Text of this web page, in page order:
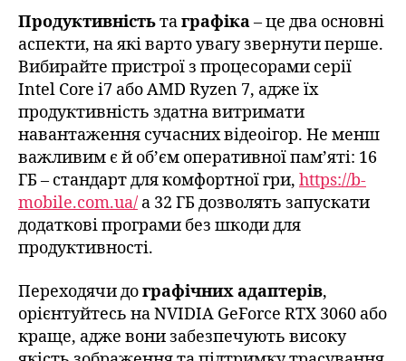
Продуктивністьтаграфіка– це два основні
аспекти, на які варто увагу звернути перше.
Вибирайте пристрої з процесорами серії
Intel Core i7 або AMD Ryzen 7, адже їх
продуктивність здатна витримати
навантаження сучасних відеоігор. Не менш
важливим є й об’єм оперативної пам’яті: 16
ГБ – стандарт для комфортної гри, https://b-
mobile.com.ua/ а 32 ГБ дозволять запускати
додаткові програми без шкоди для
продуктивності.
Переходячи дографічних адаптерів,
орієнтуйтесь на NVIDIA GeForce RTX 3060 або
краще, адже вони забезпечують високу